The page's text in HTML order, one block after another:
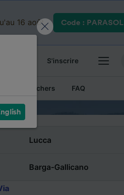
16 août. Code : PARASOL
S'inscrire
Billets pas chers FAQ